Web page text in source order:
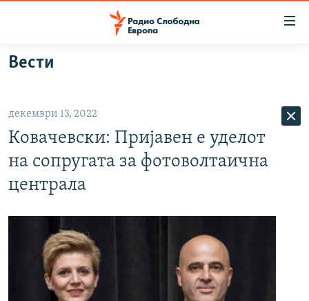
Оди
на
главната
навигација
на
ВИЗУЕЛНО
ШТО ТРЕБА ДА ЗНАЕТЕ
ПРИЈАВИ СЕ ЗА ЊУЗЛЕТЕР
СЛЕДЕТЕ НЕ
Вести
декември 13, 2022
Ковачевски: Пријавен е уделот
на сопругата за фотоволтаична
централа